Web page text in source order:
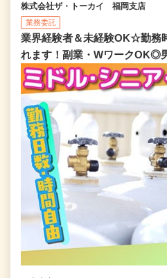
株式会社ザ・トーカイ 福岡支店
業務委託
業界経験者＆未経験OK☆勤務
れます！副業・WワークOK◎